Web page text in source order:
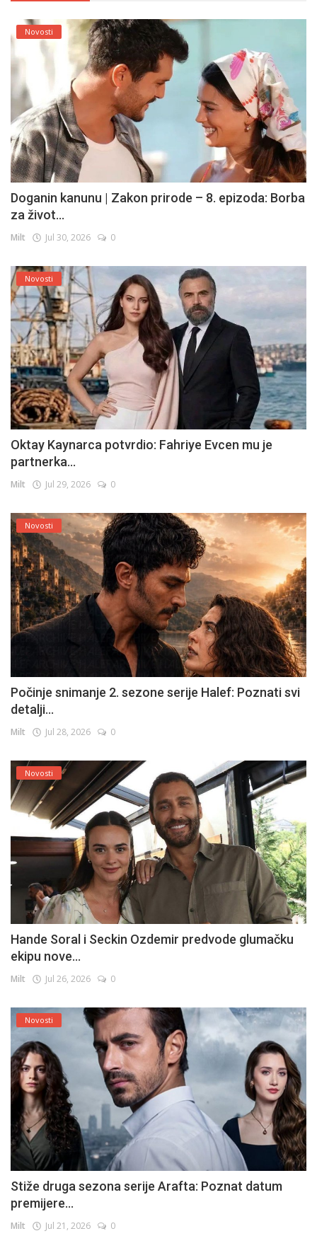
Novosti
Doganin kanunu | Zakon prirode – 8. epizoda: Borba
za život...
Milt Jul 30, 2026 0
Novosti
Oktay Kaynarca potvrdio: Fahriye Evcen mu je
partnerka...
Milt Jul 29, 2026 0
Novosti
Počinje snimanje 2. sezone serije Halef: Poznati svi
detalji...
Milt Jul 28, 2026 0
Novosti
Hande Soral i Seckin Ozdemir predvode glumačku
ekipu nove...
Milt Jul 26, 2026 0
Novosti
Stiže druga sezona serije Arafta: Poznat datum
premijere...
Milt Jul 21, 2026 0